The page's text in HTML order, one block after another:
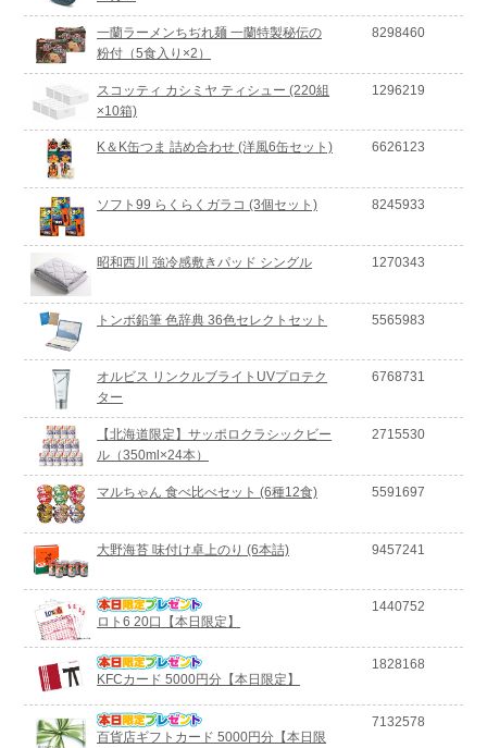
一蘭ラーメンちぢれ麺 一蘭特製秘伝の
粉付（5食入り×2）
8298460
スコッティ カシミヤ ティシュー (220組
×10箱)
1296219
K＆K缶つま 詰め合わせ (洋風6缶セット) 6626123
ソフト99 らくらくガラコ (3個セット) 8245933
昭和西川 強冷感敷きパッド シングル 1270343
トンボ鉛筆 色辞典 36色セレクトセット 5565983
オルビス リンクルブライトUVプロテク
ター
6768731
【北海道限定】サッポロクラシックビー
ル（350ml×24本）
2715530
マルちゃん 食べ比べセット (6種12食) 5591697
大野海苔 味付け卓上のり (6本詰) 9457241
ロト6 20口【本日限定】
1440752
KFCカード 5000円分【本日限定】
1828168
百貨店ギフトカード 5000円分【本日限
7132578